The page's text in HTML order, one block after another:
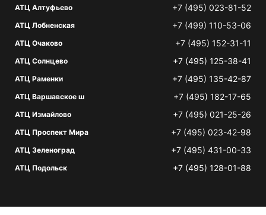
АТЦ Алтуфьево +7 (495) 023-81-52
АТЦ Лобненская +7 (499) 110-53-06
АТЦ Очаково +7 (495) 152-31-11
АТЦ Солнцево +7 (495) 125-38-41
АТЦ Раменки +7 (495) 135-42-87
АТЦ Варшавское ш +7 (495) 182-17-65
АТЦ Измайлово +7 (495) 021-25-26
АТЦ Проспект Мира +7 (495) 023-42-98
АТЦ Зеленоград +7 (495) 431-00-33
АТЦ Подольск +7 (495) 128-01-88